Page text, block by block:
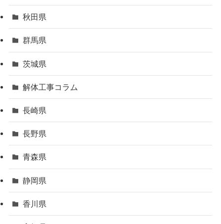
秋田県
群馬県
茨城県
解体工事コラム
長崎県
長野県
青森県
静岡県
香川県